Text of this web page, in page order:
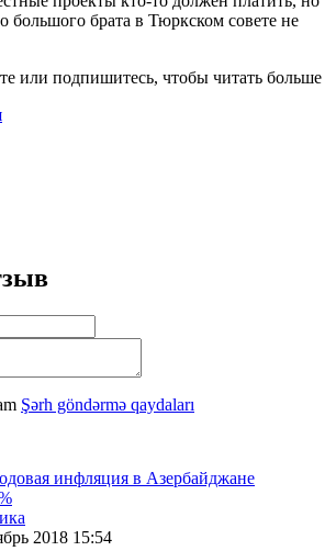
большого брата в Тюркском совете не
или подпишитесь, чтобы читать больше
Şərh göndərmə qaydaları
2018 15:54